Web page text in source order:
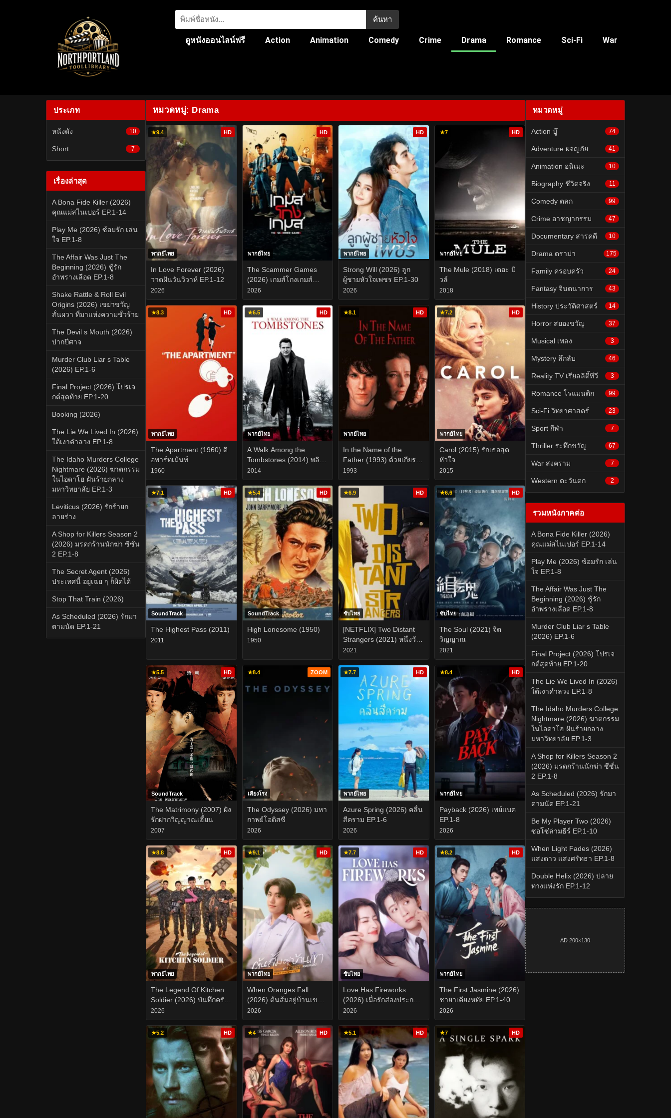
ค้นหา
ดูหนังออนไลน์ฟรี Action Animation Comedy Crime Drama Romance Sci-Fi War
ประเภท
หนังดัง 10
Short 7
เรื่องล่าสุด
A Bona Fide Killer (2026)
คุณแม่สไนเปอร์ EP.1-14
Play Me (2026) ซ้อมรัก เล่น
ใจ EP.1-8
The Affair Was Just The
Beginning (2026) ชู้รัก
อำพรางเลือด EP.1-8
Shake Rattle & Roll Evil
Origins (2026) เขย่าขวัญ
สั่นผวา ที่มาแห่งความชั่วร้าย
The Devil s Mouth (2026)
ปากปีศาจ
Murder Club Liar s Table
(2026) EP.1-6
Final Project (2026) โปรเจ
กต์สุดท้าย EP.1-20
Booking (2026)
The Lie We Lived In (2026)
ใต้เงาคำลวง EP.1-8
The Idaho Murders College
Nightmare (2026) ฆาตกรรม
ในไอดาโฮ ฝันร้ายกลาง
มหาวิทยาลัย EP.1-3
Leviticus (2026) รักร้ายก
ลายร่าง
A Shop for Killers Season 2
(2026) มรดกร้านนักฆ่า ซีซั่น
2 EP.1-8
The Secret Agent (2026)
ประเทศนี้ อยู่เฉย ๆ ก็ผิดได้
Stop That Train (2026)
As Scheduled (2026) รักมา
ตามนัด EP.1-21
หมวดหมู่: Drama
★9.4 HD
พากย์ไทย
In Love Forever (2026)
วาดฝันวันวิวาห์ EP.1-12
2026
HD
พากย์ไทย
The Scammer Games
(2026) เกมส์โกงเกมส์
EP.1-19
2026
HD
พากย์ไทย
Strong Will (2026) ลูก
ผู้ชายหัวใจเพชร EP.1-30
2026
★7 HD
พากย์ไทย
The Mule (2018) เดอะ มิ
วล์
2018
★8.3 HD
พากย์ไทย
The Apartment (1960) ดิ
อพาร์ทเม้นท์
1960
★6.5 HD
พากย์ไทย
A Walk Among the
Tombstones (2014) พลิก
เกมนรกล่าสุดโลก
2014
★8.1 HD
พากย์ไทย
In the Name of the
Father (1993) ด้วยเกียรติ
ของพ่อ
1993
★7.2 HD
พากย์ไทย
Carol (2015) รักเธอสุด
หัวใจ
2015
★7.1 HD
SoundTrack
The Highest Pass (2011)
2011
★5.4 HD
SoundTrack
High Lonesome (1950)
1950
★6.9 HD
ซับไทย
[NETFLIX] Two Distant
Strangers (2021) หนึ่งวัน
อันตราย
2021
★6.6 HD
ซับไทย
The Soul (2021) จิต
วิญญาณ
2021
★5.5 HD
SoundTrack
The Matrimony (2007) ฝัง
รักฝากวิญญาณเฮี้ยน
2007
★8.4 ZOOM
เสียงโรง
The Odyssey (2026) มหา
กาพย์โอดิสซี
2026
★7.7 HD
พากย์ไทย
Azure Spring (2026) คลื่น
สีคราม EP.1-6
2026
★8.4 HD
พากย์ไทย
Payback (2026) เพย์แบค
EP.1-8
2026
★8.8 HD
พากย์ไทย
The Legend Of Kitchen
Soldier (2026) บันทึกครัว
ค่ายทหาร EP.1-12
2026
★9.1 HD
พากย์ไทย
When Oranges Fall
(2026) ต้นส้มอยู่บ้านเขา
แต่ผลส้มหล่นมาบ้านเรา
ตลอดเลย EP.1-12
2026
★7.7 HD
ซับไทย
Love Has Fireworks
(2026) เมื่อรักส่องประกาย
EP.1-36
2026
★8.2 HD
พากย์ไทย
The First Jasmine (2026)
ชายาเคียงหทัย EP.1-40
2026
★5.2 HD ★4 HD ★5.1 HD ★7 HD
หมวดหมู่
Action บู๊ 74
Adventure ผจญภัย 41
Animation อนิเมะ 10
Biography ชีวิตจริง 11
Comedy ตลก 99
Crime อาชญากรรม 47
Documentary สารคดี 10
Drama ดราม่า 175
Family ครอบครัว 24
Fantasy จินตนาการ 43
History ประวัติศาสตร์ 14
Horror สยองขวัญ 37
Musical เพลง 3
Mystery ลึกลับ 46
Reality TV เรียลลิตี้ทีวี 3
Romance โรแมนติก 99
Sci-Fi วิทยาศาสตร์ 23
Sport กีฬา 7
Thriller ระทึกขวัญ 67
War สงคราม 7
Western ตะวันตก 2
รวมหนังภาคต่อ
A Bona Fide Killer (2026)
คุณแม่สไนเปอร์ EP.1-14
Play Me (2026) ซ้อมรัก เล่น
ใจ EP.1-8
The Affair Was Just The
Beginning (2026) ชู้รัก
อำพรางเลือด EP.1-8
Murder Club Liar s Table
(2026) EP.1-6
Final Project (2026) โปรเจ
กต์สุดท้าย EP.1-20
The Lie We Lived In (2026)
ใต้เงาคำลวง EP.1-8
The Idaho Murders College
Nightmare (2026) ฆาตกรรม
ในไอดาโฮ ฝันร้ายกลาง
มหาวิทยาลัย EP.1-3
A Shop for Killers Season 2
(2026) มรดกร้านนักฆ่า ซีซั่น
2 EP.1-8
As Scheduled (2026) รักมา
ตามนัด EP.1-21
Be My Player Two (2026)
ซอโซ่ล่ามธีร์ EP.1-10
When Light Fades (2026)
แสงดาว แสงศรัทธา EP.1-8
Double Helix (2026) ปลาย
ทางแห่งรัก EP.1-12
AD 200×130